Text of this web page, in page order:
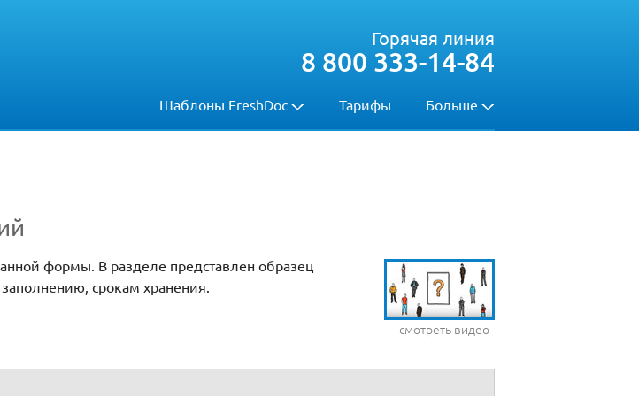
Шаблоны FreshDoc Тарифы Больше
Горячая линия
8 800 333-14-84
смотреть видео
формы. В разделе представлен образец
срокам хранения.